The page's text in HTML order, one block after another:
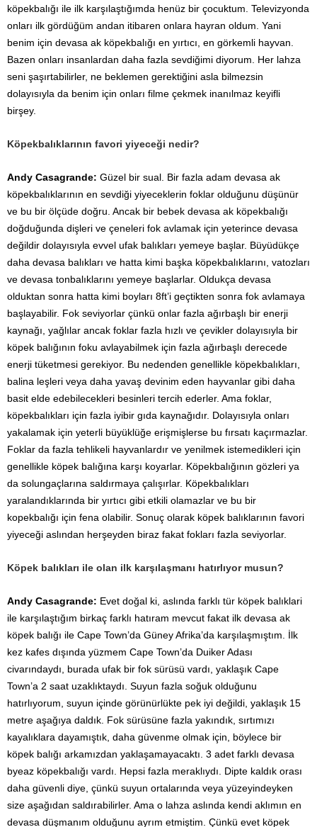
köpekbalığı ile ilk karşılaştığımda henüz bir çocuktum. Televizyonda
onları ilk gördüğüm andan itibaren onlara hayran oldum. Yani
benim için devasa ak köpekbalığı en yırtıcı, en görkemli hayvan.
Bazen onları insanlardan daha fazla sevdiğimi diyorum. Her lahza
seni şaşırtabilirler, ne beklemen gerektiğini asla bilmezsin
dolayısıyla da benim için onları filme çekmek inanılmaz keyifli
birşey.
Köpekbalıklarının favori yiyeceği nedir?
Andy Casagrande: Güzel bir sual. Bir fazla adam devasa ak
köpekbalıklarının en sevdiği yiyeceklerin foklar olduğunu düşünür
ve bu bir ölçüde doğru. Ancak bir bebek devasa ak köpekbalığı
doğduğunda dişleri ve çeneleri fok avlamak için yeterince devasa
değildir dolayısıyla evvel ufak balıkları yemeye başlar. Büyüdükçe
daha devasa balıkları ve hatta kimi başka köpekbalıklarını, vatozları
ve devasa tonbalıklarını yemeye başlarlar. Oldukça devasa
olduktan sonra hatta kimi boyları 8ft’i geçtikten sonra fok avlamaya
başlayabilir. Fok seviyorlar çünkü onlar fazla ağırbaşlı bir enerji
kaynağı, yağlılar ancak foklar fazla hızlı ve çevikler dolayısıyla bir
köpek balığının foku avlayabilmek için fazla ağırbaşlı derecede
enerji tüketmesi gerekiyor. Bu nedenden genellikle köpekbalıkları,
balina leşleri veya daha yavaş devinim eden hayvanlar gibi daha
basit elde edebilecekleri besinleri tercih ederler. Ama foklar,
köpekbalıkları için fazla iyibir gıda kaynağıdır. Dolayısıyla onları
yakalamak için yeterli büyüklüğe erişmişlerse bu fırsatı kaçırmazlar.
Foklar da fazla tehlikeli hayvanlardır ve yenilmek istemedikleri için
genellikle köpek balığına karşı koyarlar. Köpekbalığının gözleri ya
da solungaçlarına saldırmaya çalışırlar. Köpekbalıkları
yaralandıklarında bir yırtıcı gibi etkili olamazlar ve bu bir
kopekbalığı için fena olabilir. Sonuç olarak köpek balıklarının favori
yiyeceği aslından herşeyden biraz fakat fokları fazla seviyorlar.
Köpek balıkları ile olan ilk karşılaşmanı hatırlıyor musun?
Andy Casagrande: Evet doğal ki, aslında farklı tür köpek balıklari
ile karşılaştığım birkaç farklı hatıram mevcut fakat ilk devasa ak
köpek balığı ile Cape Town’da Güney Afrika’da karşılaşmıştım. İlk
kez kafes dışında yüzmem Cape Town’da Duiker Adası
civarındaydı, burada ufak bir fok sürüsü vardı, yaklaşık Cape
Town’a 2 saat uzaklıktaydı. Suyun fazla soğuk olduğunu
hatırlıyorum, suyun içinde görünürlükte pek iyi değildi, yaklaşık 15
metre aşağıya daldık. Fok sürüsüne fazla yakındık, sırtımızı
kayalıklara dayamıştık, daha güvenme olmak için, böylece bir
köpek balığı arkamızdan yaklaşamayacaktı. 3 adet farklı devasa
byeaz köpekbalığı vardı. Hepsi fazla meraklıydı. Dipte kaldık orası
daha güvenli diye, çünkü suyun ortalarında veya yüzeyindeyken
size aşağıdan saldırabilirler. Ama o lahza aslında kendi aklımın en
devasa düşmanım olduğunu ayrım etmiştim. Çünkü evet köpek